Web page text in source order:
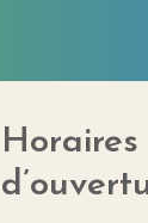
Horaires